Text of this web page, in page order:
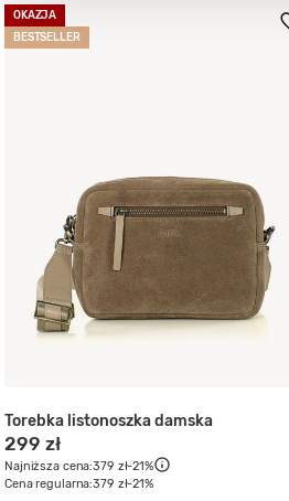
OKAZJA
BESTSELLER
Torebka listonoszka damska
299 zł
Najniższa cena:379 zł-21%
Cena regularna:379 zł-21%